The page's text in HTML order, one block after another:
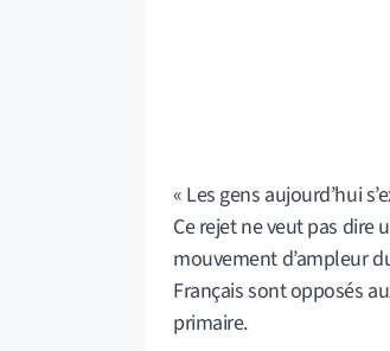
« Les gens aujourd’hui
Ce rejet ne veut pas dire
mouvement d’ampleur
Français sont opposés
primaire.